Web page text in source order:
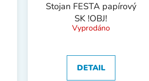
Stojan FESTA papírový
SK !OBJ!
Vyprodáno
DETAIL